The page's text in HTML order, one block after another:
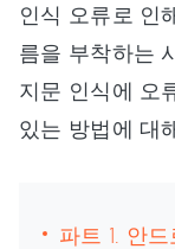
인식 오류로 인
름을 부착하는
지문 인식에 오
있는 방법에 대
파트 1. 안